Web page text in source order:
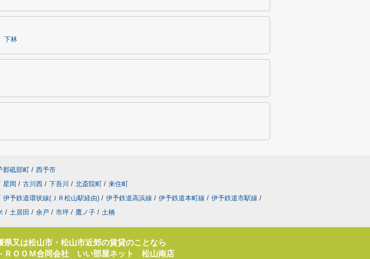
下林
郡砥部町 / 西予市
星岡 / 古川西 / 下吾川 / 北斎院町 / 来住町
伊予鉄道環状線(ＪＲ松山駅経由) / 伊予鉄道高浜線 / 伊予鉄道本町線 / 伊予鉄道市駅線 /
/ 土居田 / 余戸 / 市坪 / 鷹ノ子 / 土橋
県又は松山市・松山市近郊の賃貸のことなら
ＲＯＯＭ合同会社 いい部屋ネット 松山南店